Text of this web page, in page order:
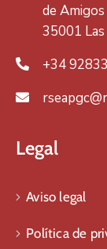
de Amigos
35001 Las
+34
Legal
Aviso legal
Política de